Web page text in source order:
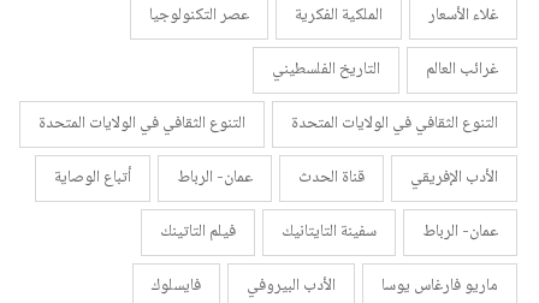
غلاء الأسعار
الملكية الفكرية
عصر التكنولوجيا
غرائب العالم
التاريخ الفلسطيني
التنوع الثقافي في الولايات المتحدة
التنوع الثقافي في الولايات المتحدة
الأدب الإفريقي
قناة الحدث عمان- الرباط
أتباع الوصاية
عمان- الرباط
سفينة التايتانيك
فيلم التاتينك
ماريو فارغاس يوسا
الأدب البيروفي
فايسلوك